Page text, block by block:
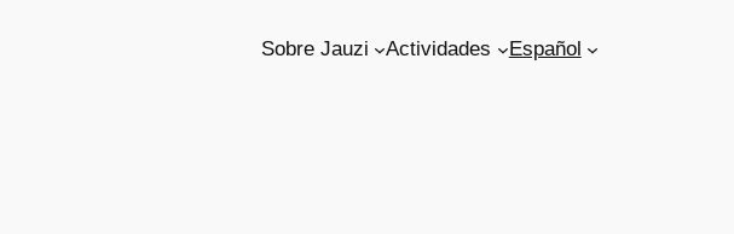
Sobre Jauzi Actividades Español